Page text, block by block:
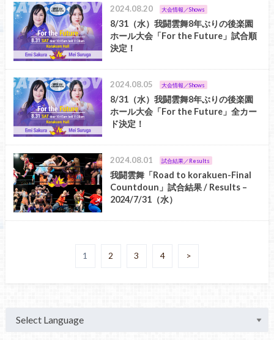
2024.08.20 大会情報／Shows
8/31（水）我闘雲舞8年ぶりの後楽園
ホール大会「For the Future」試合順
決定！
2024.08.05 大会情報／Shows
8/31（水）我闘雲舞8年ぶりの後楽園
ホール大会「For the Future」全カー
ド決定！
2024.08.01 試合結果／Results
我闘雲舞「Road to korakuen-Final
Countdoun」試合結果 / Results –
2024/7/31（水）
1 2 3 4 >